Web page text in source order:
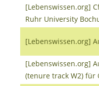
[Lebenswissen.org]
Ruhr University
[Lebenswissen.org]
[Lebenswissen.org]
(tenure track W2)